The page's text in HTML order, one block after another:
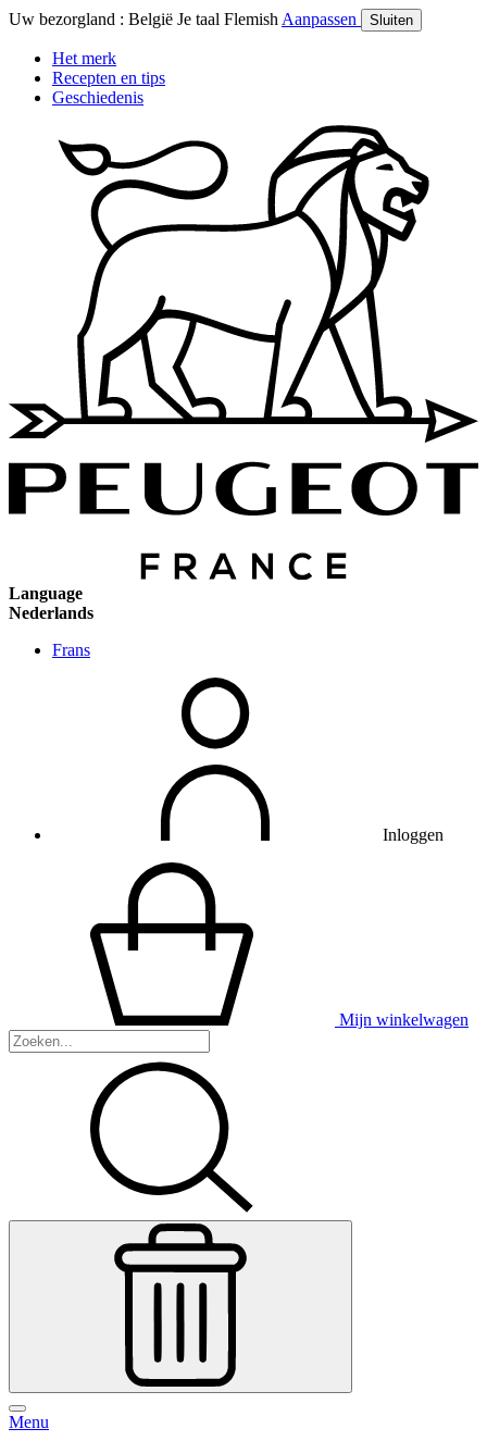
Uw bezorgland : België Je taal Flemish Aanpassen Sluiten
Het merk
Recepten en tips
Geschiedenis
Language
Nederlands
Frans
Inloggen
Mijn winkelwagen
Menu